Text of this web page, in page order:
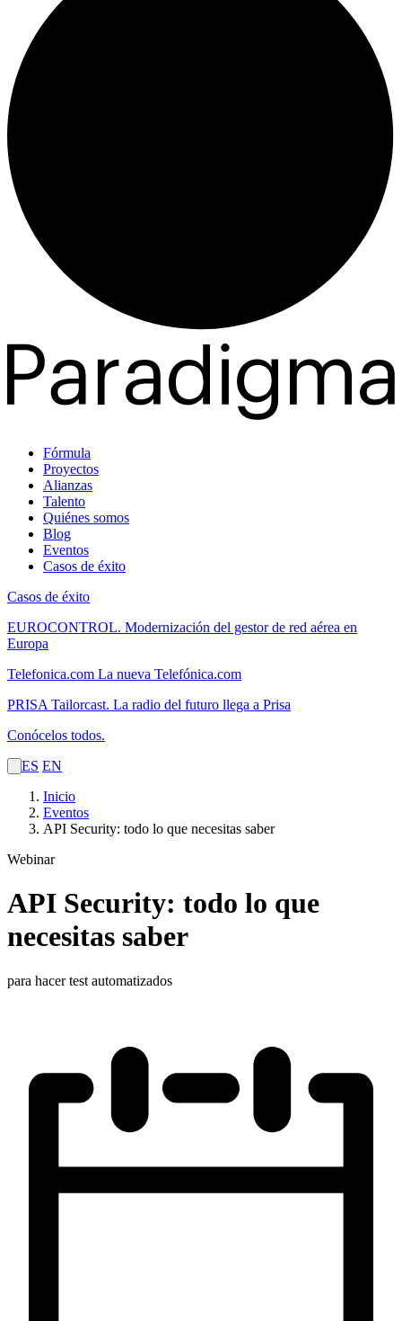
Fórmula
Proyectos
Alianzas
Talento
Quiénes somos
Blog
Eventos
Casos de éxito
Casos de éxito
EUROCONTROL. Modernización del gestor de red aérea en
Europa
Telefonica.com La nueva Telefónica.com
PRISA Tailorcast. La radio del futuro llega a Prisa
Conócelos todos.
ES EN
Inicio
Eventos
API Security: todo lo que necesitas saber
Webinar
API Security: todo lo que
necesitas saber
para hacer test automatizados